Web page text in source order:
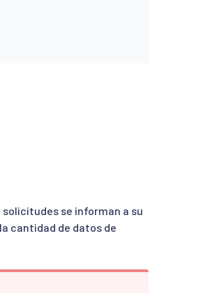
se informan a su
cantidad de datos de